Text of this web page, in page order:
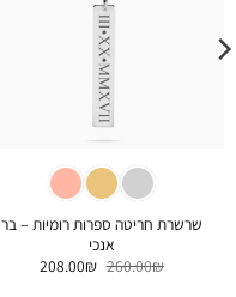
שרשרת חריטה ספרות רומיות – בר
אנכי
260.00₪ המחיר
208.00₪ המחיר